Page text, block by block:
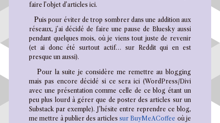
faire l’objet d’articles ici.
Puis pour éviter de trop sombrer dans une addition aux
réseaux, j’ai décidé de faire une pause de Bluesky aussi
pendant quelques mois, où je viens tout juste de revenir
(et ai donc été surtout actif… sur Reddit qui en est
presque un aussi).
Pour la suite je considère me remettre au blogging
mais pas encore décidé si ce sera ici (WordPress/Divi
avec une présentation comme celle de ce blog étant un
peu plus lourd à gérer que de poster des articles sur un
Substack par exemple). J’hésite entre reprendre ce blog,
me mettre à publier des articlessur BuyMeACoffee où je